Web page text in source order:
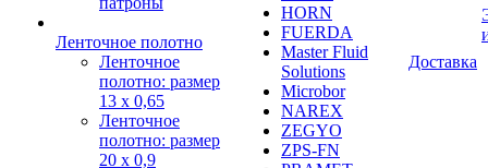
Ленточное полотно
Ленточное
полотно: размер
13 х 0,65
Ленточное
полотно: размер
20 х 0,9
HORN
FUERDA
Master Fluid
Solutions
Microbor
NAREX
ZEGYO
ZPS-FN
Доставка